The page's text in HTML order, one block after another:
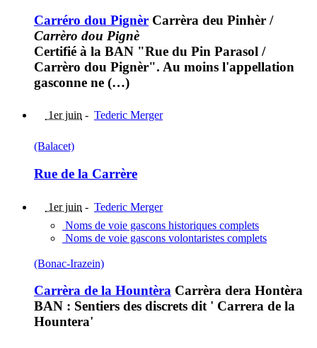
Carréro dou Pignèr Carrèra deu Pinhèr /
Carrèro dou Pignè
Certifié à la BAN "Rue du Pin Parasol /
Carrèro dou Pignèr". Au moins l'appellation
gasconne ne (…)
1er juin - Tederic Merger
(Balacet)
Rue de la Carrère
1er juin - Tederic Merger
Noms de voie gascons historiques complets
Noms de voie gascons volontaristes complets
(Bonac-Irazein)
Carrèra de la Hountèra Carrèra dera Hontèra
BAN : Sentiers des discrets dit ' Carrera de la
Hountera'